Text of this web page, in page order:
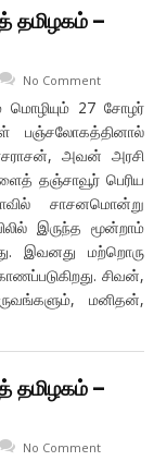
தமிழகம் –
No Comment
மொழியும் 27 சோழர்
பஞ்சலோகத்தினால்
அவன் அரசி
தஞ்சாவூர் பெரிய
சாசனமொன்று
இருந்த மூன்றாம்
இவனது மற்றொரு
சிவன்,
மனிதன்,
தமிழகம் –
No Comment